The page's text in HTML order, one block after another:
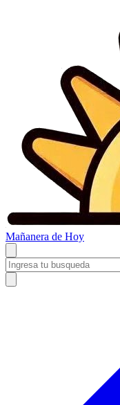
Mañanera de Hoy